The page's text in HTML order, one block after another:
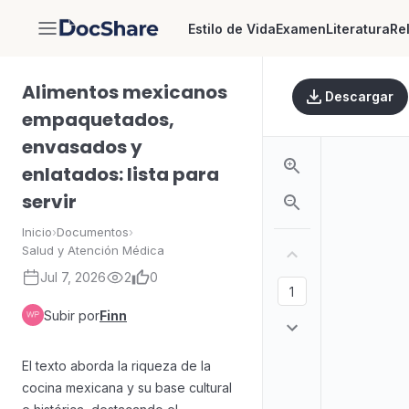
DocShare Estilo de VidaExamenLiteratura
Alimentos mexicanos
empaquetados,
envasados y
enlatados: lista para
servir
Inicio›Documentos›
Salud y Atención Médica
Jul 7, 2026 2 0
Subir porFinn
El texto aborda la riqueza de la
cocina mexicana y su base cultural
Descargar